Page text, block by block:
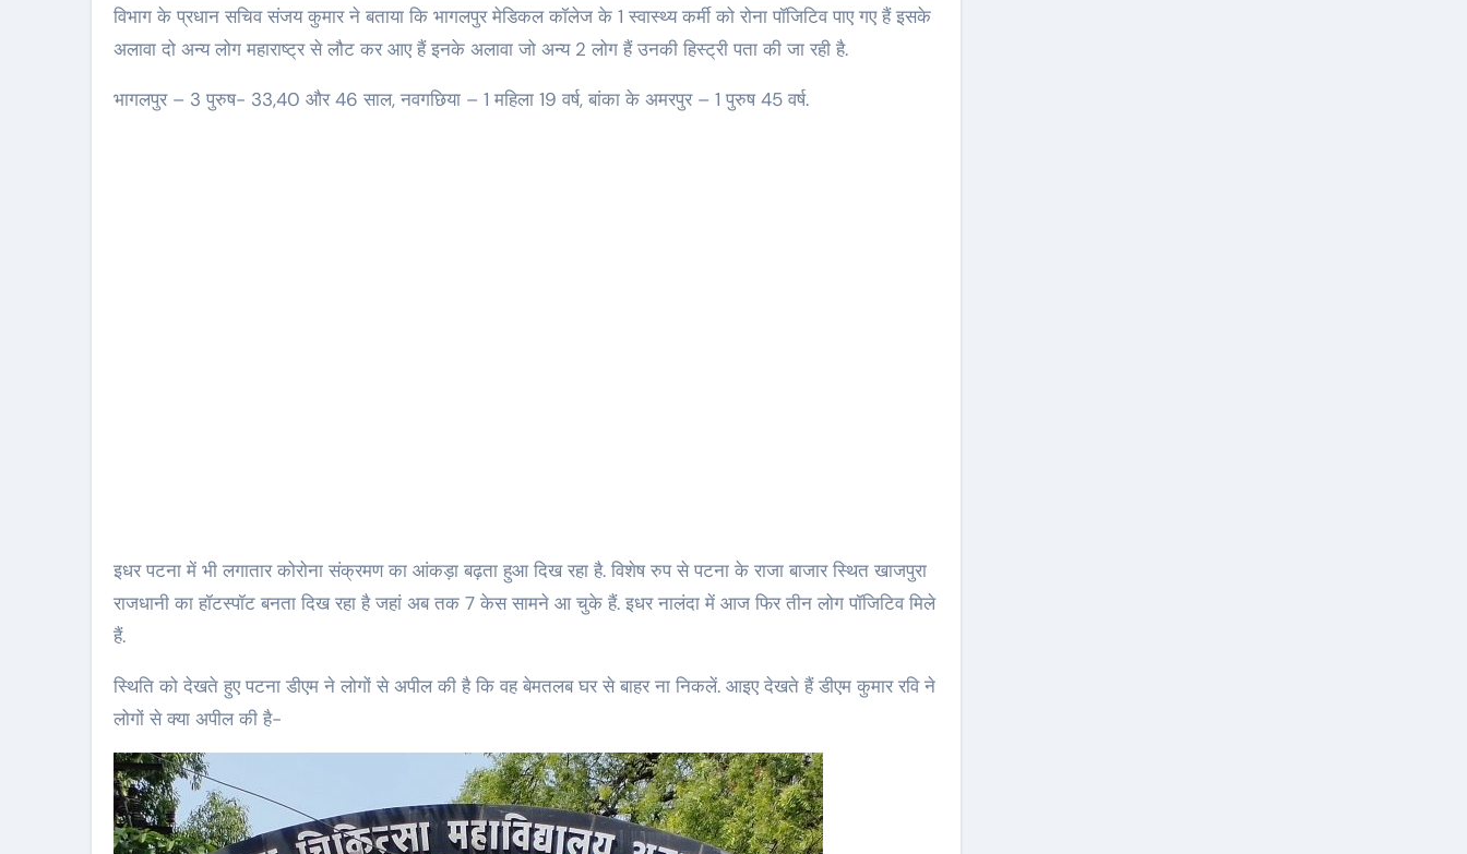
विभाग के प्रधान सचिव संजय कुमार ने बताया कि भागलपुर मेडिकल कॉलेज के 1 स्वास्थ्य कर्मी को रोना पॉजिटिव पाए गए हैं इसके
अलावा दो अन्य लोग महाराष्ट्र से लौट कर आए हैं इनके अलावा जो अन्य 2 लोग हैं उनकी हिस्ट्री पता की जा रही है.
भागलपुर – 3 पुरुष- 33,40 और 46 साल, नवगछिया – 1 महिला 19 वर्ष, बांका के अमरपुर – 1 पुरुष 45 वर्ष.
इधर पटना में भी लगातार कोरोना संक्रमण का आंकड़ा बढ़ता हुआ दिख रहा है. विशेष रुप से पटना के राजा बाजार स्थित खाजपुरा
राजधानी का हॉटस्पॉट बनता दिख रहा है जहां अब तक 7 केस सामने आ चुके हैं. इधर नालंदा में आज फिर तीन लोग पॉजिटिव मिले
हैं.
स्थिति को देखते हुए पटना डीएम ने लोगों से अपील की है कि वह बेमतलब घर से बाहर ना निकलें. आइए देखते हैं डीएम कुमार रवि ने
लोगों से क्या अपील की है-